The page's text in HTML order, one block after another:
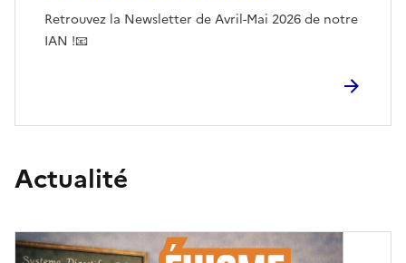
Retrouvez la Newsletter de Avril-Mai 2026 de notre
IAN !📧
Actualité